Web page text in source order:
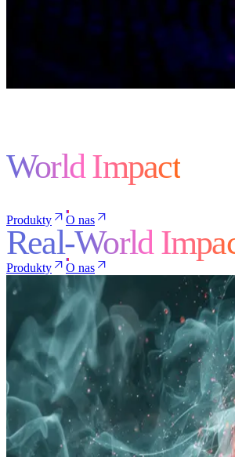
World Impact
Produkty O nas
Real-World
Produkty O nas